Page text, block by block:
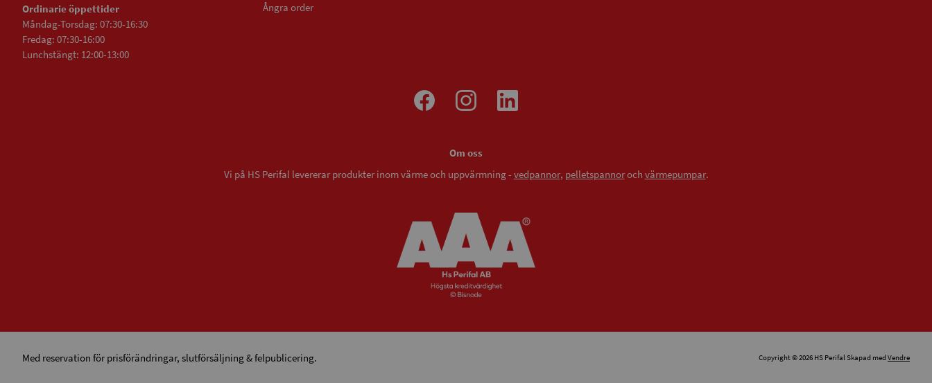
Ordinarie öppettider
Måndag-Torsdag: 07:30-16:30
Fredag: 07:30-16:00
Lunchstängt: 12:00-13:00
Ångra order
Om oss
Vi på HS Perifal levererar produkter inom värme och uppvärmning - vedpannor, pelletspannoroch värmepumpar.
Med reservation för prisförändringar, slutförsäljning & felpublicering. Copyright © 2026 HS Perifal Skapad medVendre